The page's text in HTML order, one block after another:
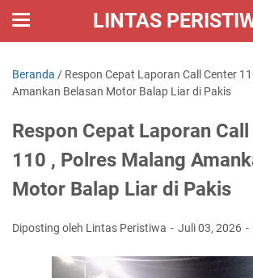
LINTAS
Beranda / Respon Cepat Laporan Call Center
Amankan Belasan Motor Balap Liar di Pakis
Respon Cepat Laporan
110 , Polres Malang
Motor Balap Liar di Pakis
Diposting oleh Lintas Peristiwa Juli 03, 2026